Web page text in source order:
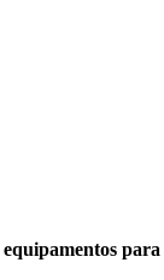
equipamentos